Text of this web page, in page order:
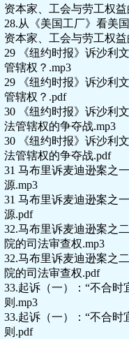
资本家、工会与劳工权益
28.从《美国工厂》看美
资本家、工会与劳工权
29 《纽约时报》诉沙利
管辖权？.mp3
29 《纽约时报》诉沙利
管辖权？.pdf
30 《纽约时报》诉沙利
法管辖权的争夺战.mp3
30 《纽约时报》诉沙利
法管辖权的争夺战.pdf
31 马布里诉麦迪逊案之
源.mp3
31 马布里诉麦迪逊案之
源.pdf
32.马布里诉麦迪逊案之
院的司法审查权.mp3
32.马布里诉麦迪逊案之
院的司法审查权.pdf
33.起诉（一）：“不合时
则.mp3
33.起诉（一）：“不合时
则.pdf